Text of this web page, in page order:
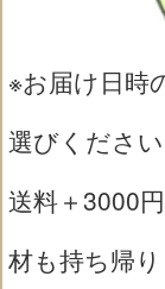
※お届け日時
選びください
送料＋3000
材も持ち帰り